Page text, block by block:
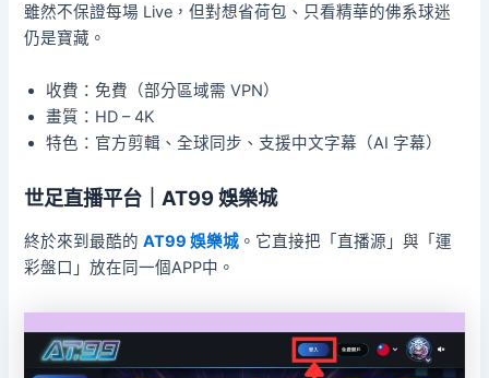
雖然不保證每場 Live，但對想省荷包、只看精華的佛系球迷
仍是寶藏。
收費：免費（部分區域需 VPN）
畫質：HD – 4K
特色：官方剪輯、全球同步、支援中文字幕（AI 字幕）
世足直播平台｜AT99 娛樂城
終於來到最酷的AT99 娛樂城 。它直接把「直播源」與「運
彩盤口」放在同一個APP中。